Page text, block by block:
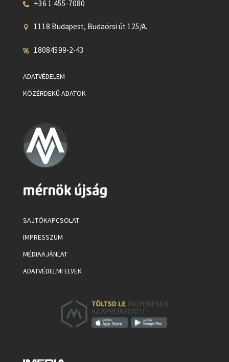
+36 1 455-7080
1118 Budapest, Budaörsi út 125/A.
18084599-2-43
ADATVÉDELEM
KÖZÉRDEKŰ ADATOK
SAJTÓKAPCSOLAT
IMPRESSZUM
MÉDIAAJÁNLAT
ADATVÉDELMI ELVEK